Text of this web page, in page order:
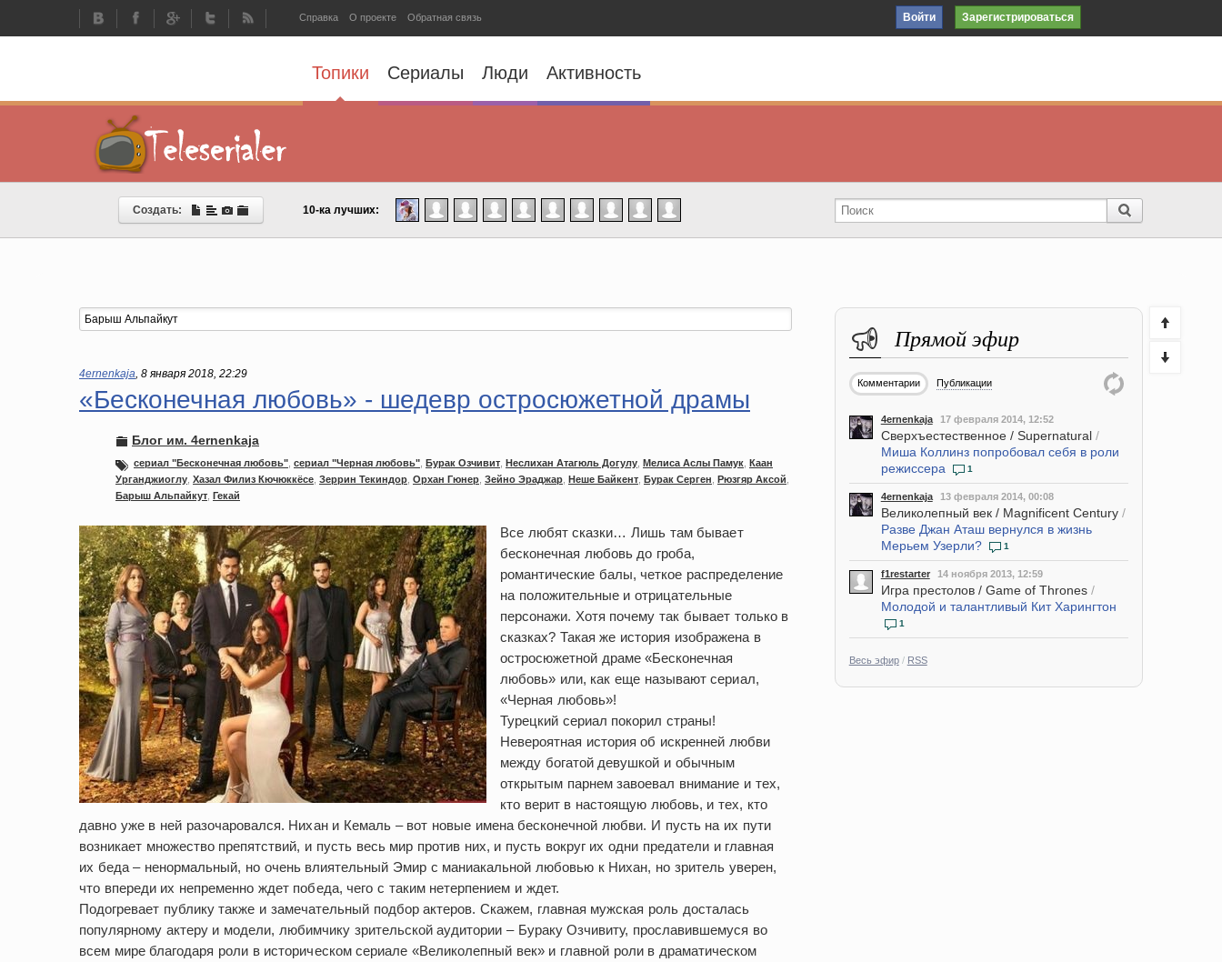
Справка О проекте Обратная связь Войти Зарегистрироваться
Топики Сериалы Люди Активность
Создать: 10-ка лучших:
Прямой эфир
Комментарии Публикации
4ernenkaja 17 февраля 2014, 12:52
Сверхъестественное / Supernatural/
Миша Коллинз попробовал себя в роли
режиссера
1
4ernenkaja 13 февраля 2014, 00:08
Великолепный век / Magnificent Century/
Разве Джан Аташ вернулся в жизнь
Мерьем Узерли?
1
f1restarter 14 ноября 2013, 12:59
Игра престолов / Game of Thrones/
Молодой и талантливый Кит Харингтон
1
Весь эфир/ RSS
4ernenkaja, 8 января 2018, 22:29
«Бесконечная любовь» - шедевр остросюжетной драмы
Блог им. 4ernenkaja
сериал "Бесконечная любовь" сериал "Черная любовь" Бурак Озчивит Неслихан Атагюль Догулу Мелиса Аслы Памук Каан
Урганджиоглу Хазал Филиз Кючюккёсе Зеррин Текиндор Орхан Гюнер Зейно Эраджар Неше Байкент Бурак Серген Рюзгяр Аксой
Барыш Альпайкут Гекай
Все любят сказки… Лишь там бывает
бесконечная любовь до гроба,
романтические балы, четкое распределение
на положительные и отрицательные
персонажи. Хотя почему так бывает только в
сказках? Такая же история изображена в
остросюжетной драме «Бесконечная
любовь» или, как еще называют сериал,
«Черная любовь»!
Турецкий сериал покорил страны!
Невероятная история об искренней любви
между богатой девушкой и обычным
открытым парнем завоевал внимание и тех,
кто верит в настоящую любовь, и тех, кто
давно уже в ней разочаровался. Нихан и Кемаль – вот новые имена бесконечной любви. И пусть на их пути
возникает множество препятствий, и пусть весь мир против них, и пусть вокруг их одни предатели и главная
их беда – ненормальный, но очень влиятельный Эмир с маниакальной любовью к Нихан, но зритель уверен,
что впереди их непременно ждет победа, чего с таким нетерпением и ждет.
Подогревает публику также и замечательный подбор актеров. Скажем, главная мужская роль досталась
популярному актеру и модели, любимчику зрительской аудитории – Бураку Озчивиту, прославившемуся во
всем мире благодаря роли в историческом сериале «Великолепный век» и главной роли в драматическом